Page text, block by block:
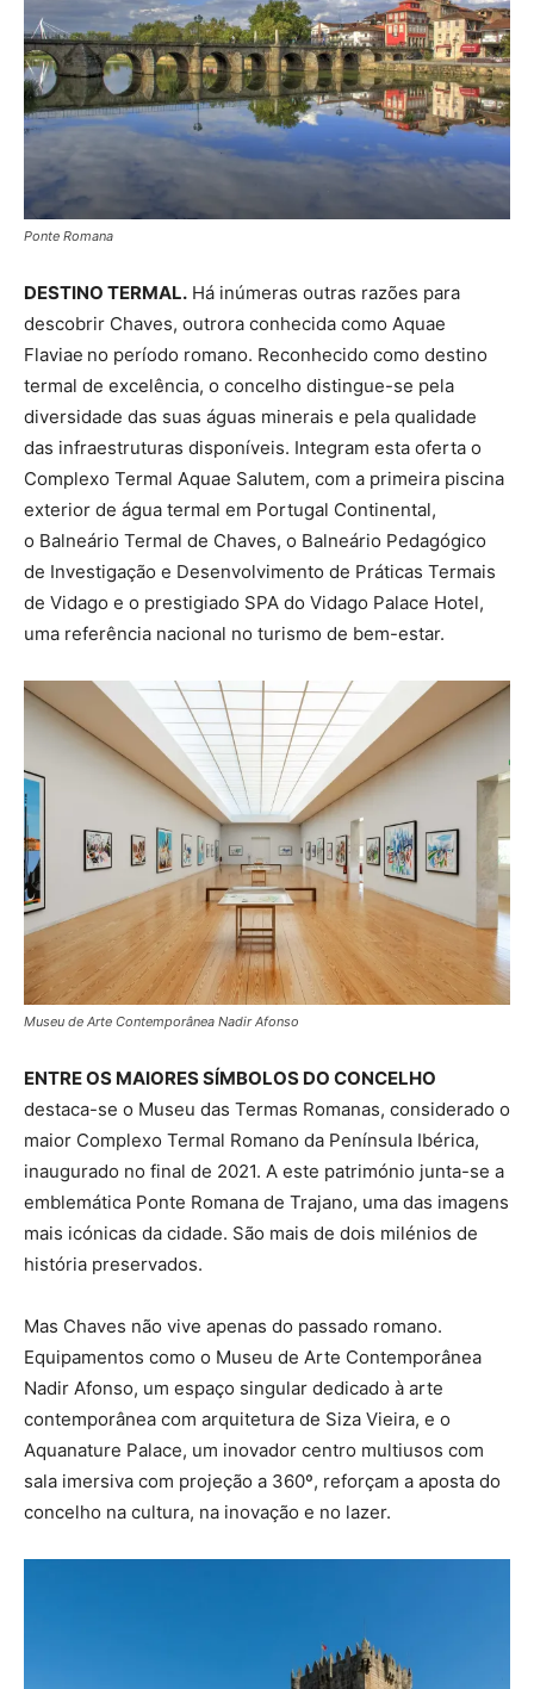
Ponte Romana
DESTINO TERMAL. Há inúmeras outras razões para
descobrir Chaves, outrora conhecida como Aquae
Flaviae no período romano. Reconhecido como destino
termal de excelência, o concelho distingue-se pela
diversidade das suas águas minerais e pela qualidade
das infraestruturas disponíveis. Integram esta oferta o
Complexo Termal Aquae Salutem, com a primeira piscina
exterior de água termal em Portugal Continental,
o Balneário Termal de Chaves, o Balneário Pedagógico
de Investigação e Desenvolvimento de Práticas Termais
de Vidago e o prestigiado SPA do Vidago Palace Hotel,
uma referência nacional no turismo de bem-estar.
Museu de Arte Contemporânea Nadir Afonso
ENTRE OS MAIORES SÍMBOLOS DO CONCELHO
destaca-se o Museu das Termas Romanas, considerado o
maior Complexo Termal Romano da Península Ibérica,
inaugurado no final de 2021. A este património junta-se a
emblemática Ponte Romana de Trajano, uma das imagens
mais icónicas da cidade. São mais de dois milénios de
história preservados.
Mas Chaves não vive apenas do passado romano.
Equipamentos como o Museu de Arte Contemporânea
Nadir Afonso, um espaço singular dedicado à arte
contemporânea com arquitetura de Siza Vieira, e o
Aquanature Palace, um inovador centro multiusos com
sala imersiva com projeção a 360º, reforçam a aposta do
concelho na cultura, na inovação e no lazer.